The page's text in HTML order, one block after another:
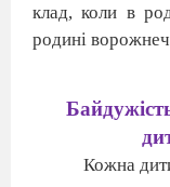
клад, коли в
родині
Кожна